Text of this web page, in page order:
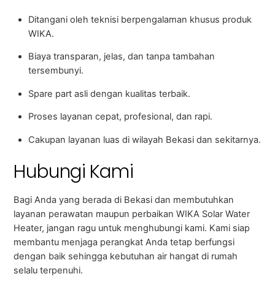
Ditangani oleh teknisi berpengalaman khusus produk
WIKA.
Biaya transparan, jelas, dan tanpa tambahan
tersembunyi.
Spare part asli dengan kualitas terbaik.
Proses layanan cepat, profesional, dan rapi.
Cakupan layanan luas di wilayah Bekasi dan sekitarnya.
Hubungi Kami
Bagi Anda yang berada di Bekasi dan membutuhkan
layanan perawatan maupun perbaikan WIKA Solar Water
Heater, jangan ragu untuk menghubungi kami. Kami siap
membantu menjaga perangkat Anda tetap berfungsi
dengan baik sehingga kebutuhan air hangat di rumah
selalu terpenuhi.